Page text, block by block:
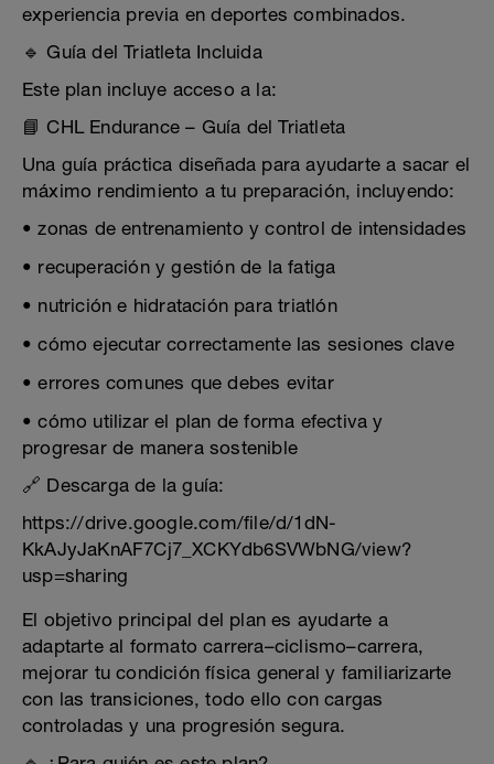
experiencia previa en deportes combinados.
🔹 Guía del Triatleta Incluida
Este plan incluye acceso a la:
📘 CHL Endurance – Guía del Triatleta
Una guía práctica diseñada para ayudarte a sacar el
máximo rendimiento a tu preparación, incluyendo:
• zonas de entrenamiento y control de intensidades
• recuperación y gestión de la fatiga
• nutrición e hidratación para triatlón
• cómo ejecutar correctamente las sesiones clave
• errores comunes que debes evitar
• cómo utilizar el plan de forma efectiva y
progresar de manera sostenible
🔗 Descarga de la guía:
https://drive.google.com/file/d/1dN-
KkAJyJaKnAF7Cj7_XCKYdb6SVWbNG/view?
usp=sharing
El objetivo principal del plan es ayudarte a
adaptarte al formato carrera–ciclismo–carrera,
mejorar tu condición física general y familiarizarte
con las transiciones, todo ello con cargas
controladas y una progresión segura.